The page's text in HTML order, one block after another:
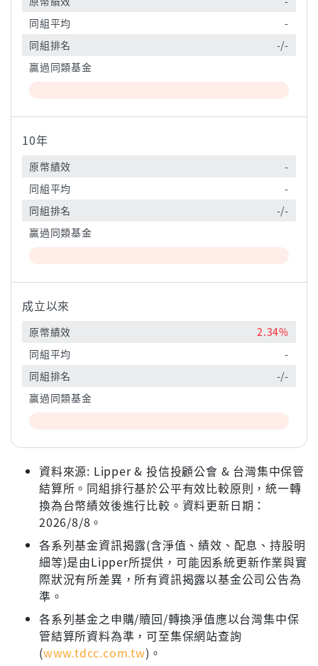
同組平均
-
同組排名
-/-
贏過同類基金
10年
原幣績效
-
同組平均
-
同組排名
-/-
贏過同類基金
成立以來
原幣績效
2.34%
同組平均
-
同組排名
-/-
贏過同類基金
資料來源: Lipper & 投信投顧公會 & 台灣集中保管
結算所。同組排行基於公平有效比較原則，統一轉
換為台幣績效後進行比較。資料更新日期：
2026/8/8。
各系列基金資訊揭露(含淨值、績效、配息、持股明
細等)是由Lipper所提供，可能因系統更新作業與實
際狀況有所差異，所有資訊揭露以基金公司公告為
準。
各系列基金之申購/贖回/轉換淨值應以台灣集中保
管結算所資料為準，可至集保網站查詢
(www.tdcc.com.tw)。